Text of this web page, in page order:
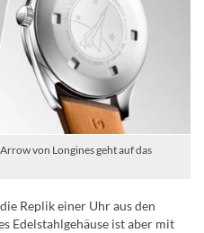
von Longines geht auf das
Replik einer Uhr aus den
Edelstahlgehäuse ist aber mit